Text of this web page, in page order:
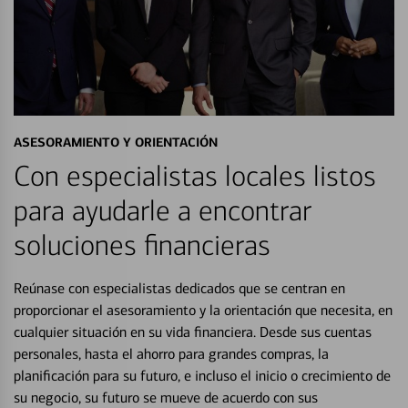
ASESORAMIENTO Y ORIENTACIÓN
Con especialistas locales listos
para ayudarle a encontrar
soluciones financieras
Reúnase con especialistas dedicados que se centran en
proporcionar el asesoramiento y la orientación que necesita, en
cualquier situación en su vida financiera. Desde sus cuentas
personales, hasta el ahorro para grandes compras, la
planificación para su futuro, e incluso el inicio o crecimiento de
su negocio, su futuro se mueve de acuerdo con sus